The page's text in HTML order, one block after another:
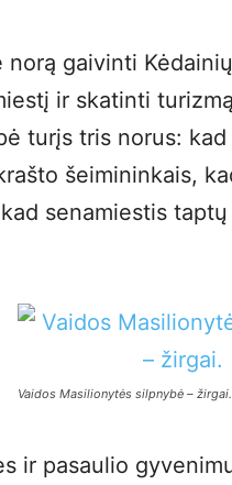
norą gaivinti Kėdainių
ir skatinti
turįs tris norus: kad
šeimininkais,
senamiestis taptų
Vaidos Masilionytės silpnybė – žirgai.
ir pasaulio